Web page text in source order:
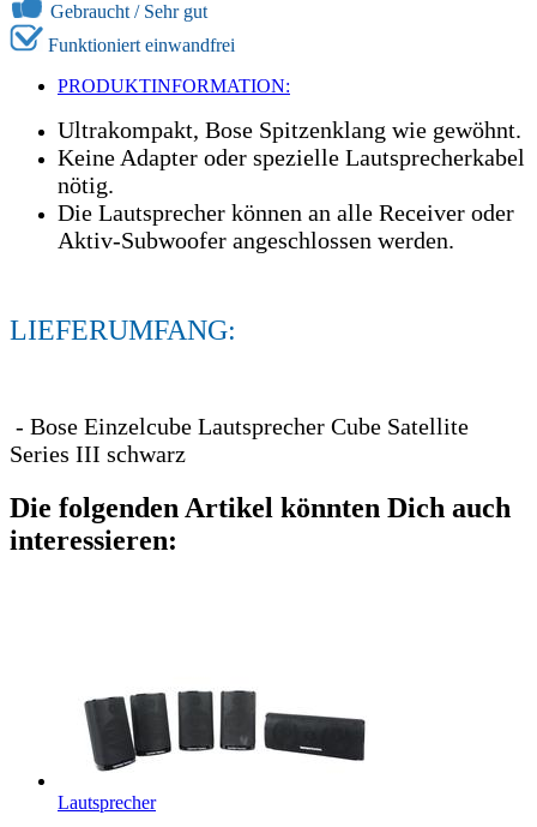
Gebraucht / Sehr gut
Funktioniert einwandfrei
PRODUKTINFORMATION:
Ultrakompakt, Bose Spitzenklang wie gewöhnt.
Keine Adapter oder spezielle Lautsprecherkabel
nötig.
Die Lautsprecher können an alle Receiver oder
Aktiv-Subwoofer angeschlossen werden.
LIEFERUMFANG:
- Bose Einzelcube Lautsprecher Cube Satellite
Series III schwarz
Die folgenden Artikel könnten Dich auch
interessieren:
Lautsprecher